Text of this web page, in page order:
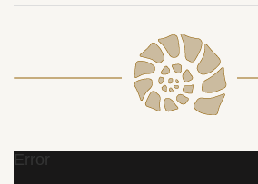
Error